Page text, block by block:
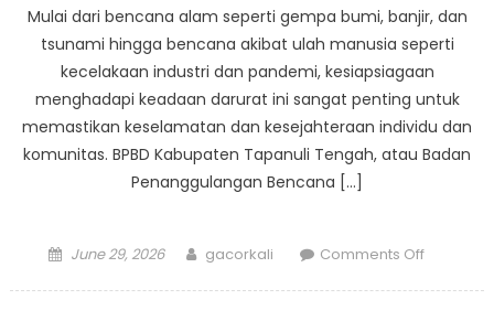
Disaster
Mulai dari bencana alam seperti gempa bumi, banjir, dan
tsunami hingga bencana akibat ulah manusia seperti
kecelakaan industri dan pandemi, kesiapsiagaan
menghadapi keadaan darurat ini sangat penting untuk
memastikan keselamatan dan kesejahteraan individu dan
komunitas. BPBD Kabupaten Tapanuli Tengah, atau Badan
Penanggulangan Bencana […]
Posted
June 29, 2026 Author
gacorkali Comments Offon